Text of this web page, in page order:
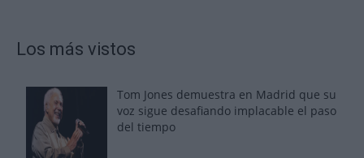
Los más vistos
Tom Jones demuestra en Madrid que su
voz sigue desafiando implacable el paso
del tiempo